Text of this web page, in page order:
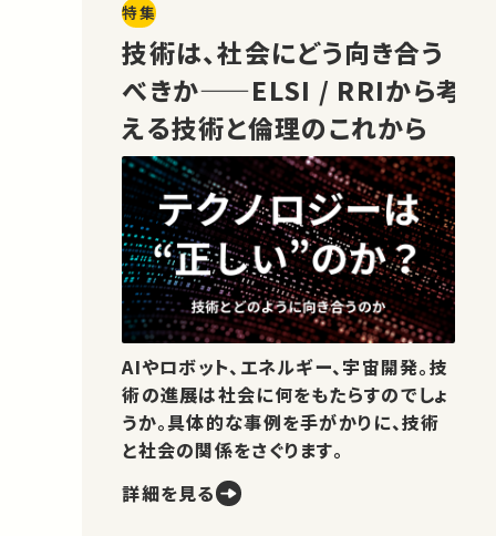
特集
技術は、社会にどう向き合う
べきか——ELSI / RRIから考
える技術と倫理のこれから
AIやロボット、エネルギー、宇宙開発。技
術の進展は社会に何をもたらすのでしょ
うか。具体的な事例を手がかりに、技術
と社会の関係をさぐります。
詳細を見る